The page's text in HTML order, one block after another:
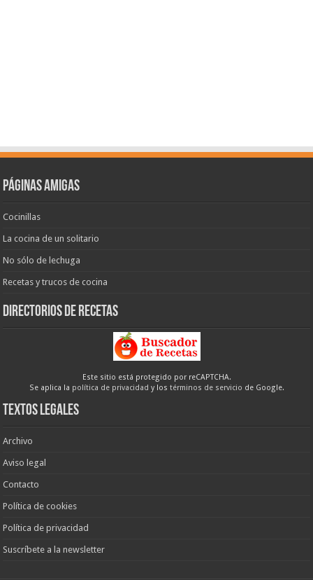
Páginas amigas
Cocinillas
La cocina de un solitario
No sólo de lechuga
Recetas y trucos de cocina
Directorios de recetas
Este sitio está protegido por reCAPTCHA.
Se aplica la política de privacidad y los términos de servicio de Google.
Textos legales
Archivo
Aviso legal
Contacto
Política de cookies
Política de privacidad
Suscríbete a la newsletter